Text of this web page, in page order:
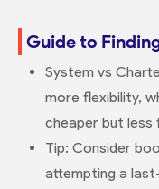
Guide to
System vs
more flexibility,
cheaper but less
Tip: Consider
attempting a